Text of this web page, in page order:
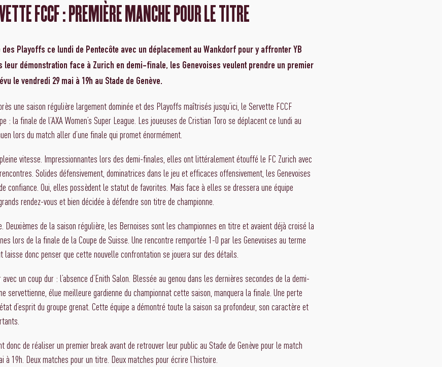
FCCF : PREMIÈRE MANCHE POUR LE TITRE
des Playoffs ce lundi de Pentecôte avec un déplacement au Wankdorf pour y affronter YB
leur démonstration face à Zurich en demi-finale, les Genevoises veulent prendre un premier
le vendredi 29 mai à 19h au Stade de Genève.
une saison régulière largement dominée et des Playoffs maîtrisés jusqu’ici, le Servette FCCF
: la finale de l’AXA Women’s Super League. Les joueuses de Cristian Toro se déplacent ce lundi au
lors du match aller d’une finale qui promet énormément.
vitesse. Impressionnantes lors des demi-finales, elles ont littéralement étouffé le FC Zurich avec
Solides défensivement, dominatrices dans le jeu et efficaces offensivement, les Genevoises
confiance. Oui, elles possèdent le statut de favorites. Mais face à elles se dressera une équipe
rendez-vous et bien décidée à défendre son titre de championne.
Deuxièmes de la saison régulière, les Bernoises sont les championnes en titre et avaient déjà croisé la
lors de la finale de la Coupe de Suisse. Une rencontre remportée 1-0 par les Genevoises au terme
laisse donc penser que cette nouvelle confrontation se jouera sur des détails.
un coup dur : l’absence d’Enith Salon. Blessée au genou dans les dernières secondes de la demi-
servettienne, élue meilleure gardienne du championnat cette saison, manquera la finale. Une perte
d’esprit du groupe grenat. Cette équipe a démontré toute la saison sa profondeur, son caractère et
donc de réaliser un premier break avant de retrouver leur public au Stade de Genève pour le match
19h. Deux matches pour un titre. Deux matches pour écrire l’histoire.